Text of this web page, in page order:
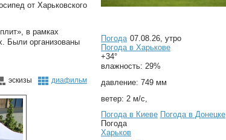
от Харьковского
в рамках
Были организованы
эскизы диафильм
Погода 07.08.26, утро
Погода в Харькове
+34°
влажность: 29%
давление: 749 мм
ветер: 2 м/с,
Погода в Киеве Погода в Донецке
Погода
Харьков